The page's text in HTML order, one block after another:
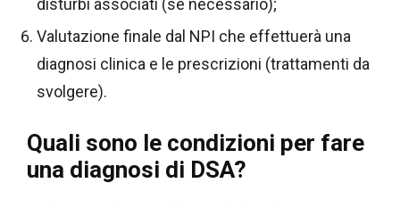
Valutazione finale dal NPI che effettuerà una
diagnosi clinica e le prescrizioni (trattamenti da
svolgere).
Quali sono le condizioni per fare
una diagnosi di DSA?